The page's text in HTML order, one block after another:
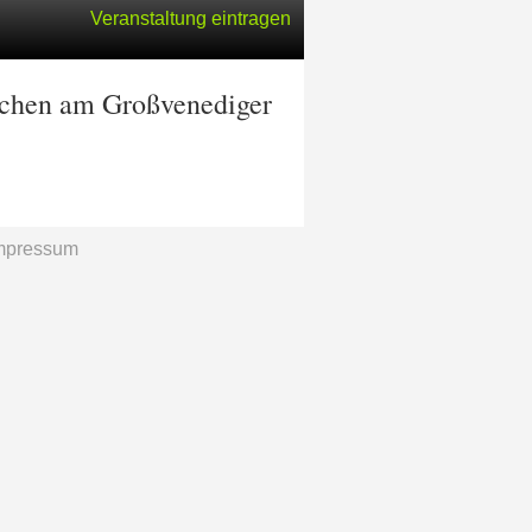
Veranstaltung eintragen
am Großvenediger